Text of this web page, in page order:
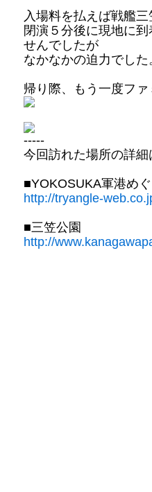
入場料を払えば戦艦
閉演５分後に現地に
せんでしたが
なかなかの迫力でした
帰り際、もう一度フ
-----
今回訪れた場所の詳
■YOKOSUKA軍港め
http://tryangle-
■三笠公園
http://